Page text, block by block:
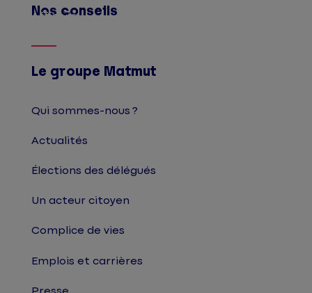
Nos conseils
Afficher
Le groupe Matmut
Qui sommes-nous ?
Actualités
Élections des délégués
Un acteur citoyen
Complice de vies
Emplois et carrières